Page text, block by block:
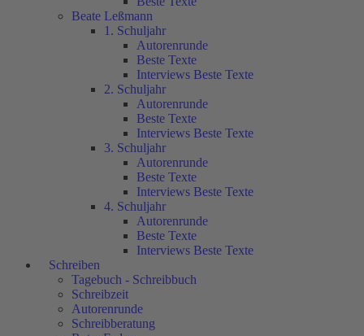
Beate Leßmann
1. Schuljahr
Autorenrunde
Beste Texte
Interviews Beste Texte
2. Schuljahr
Autorenrunde
Beste Texte
Interviews Beste Texte
3. Schuljahr
Autorenrunde
Beste Texte
Interviews Beste Texte
4. Schuljahr
Autorenrunde
Beste Texte
Interviews Beste Texte
Schreiben
Tagebuch - Schreibbuch
Schreibzeit
Autorenrunde
Schreibberatung